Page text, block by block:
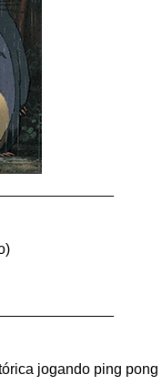
que não poderá
(Man in Black)
chiquérrimos
com o espírito de